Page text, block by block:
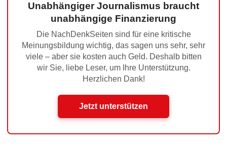
Unabhängiger Journalismus braucht
unabhängige Finanzierung
Die NachDenkSeiten sind für eine kritische
Meinungsbildung wichtig, das sagen uns sehr, sehr
viele – aber sie kosten auch Geld. Deshalb bitten
wir Sie, liebe Leser, um Ihre Unterstützung.
Herzlichen Dank!
Jetzt unterstützen